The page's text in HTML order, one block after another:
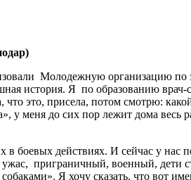
Молодежную организацию
история. Я по образованию врач-
что это, присела, потом смотрю:
у меня до сих пор лежит дома весь
боевых действиях. И сейчас у нас
ужас, приграничный, военный, дети
Я хочу сказать, что вот